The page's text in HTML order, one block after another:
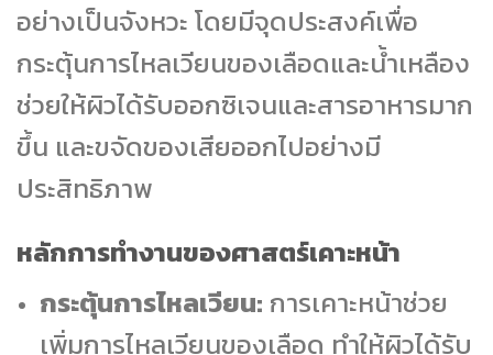
อย่างเป็นจังหวะ โดยมีจุดประสงค์เพื่อ
กระตุ้นการไหลเวียนของเลือดและน้ำเหลือง
ช่วยให้ผิวได้รับออกซิเจนและสารอาหารมาก
ขึ้น และขจัดของเสียออกไปอย่างมี
ประสิทธิภาพ
หลักการทำงานของศาสตร์เคาะหน้า
กระตุ้นการไหลเวียน: การเคาะหน้าช่วย
เพิ่มการไหลเวียนของเลือด ทำให้ผิวได้รับ